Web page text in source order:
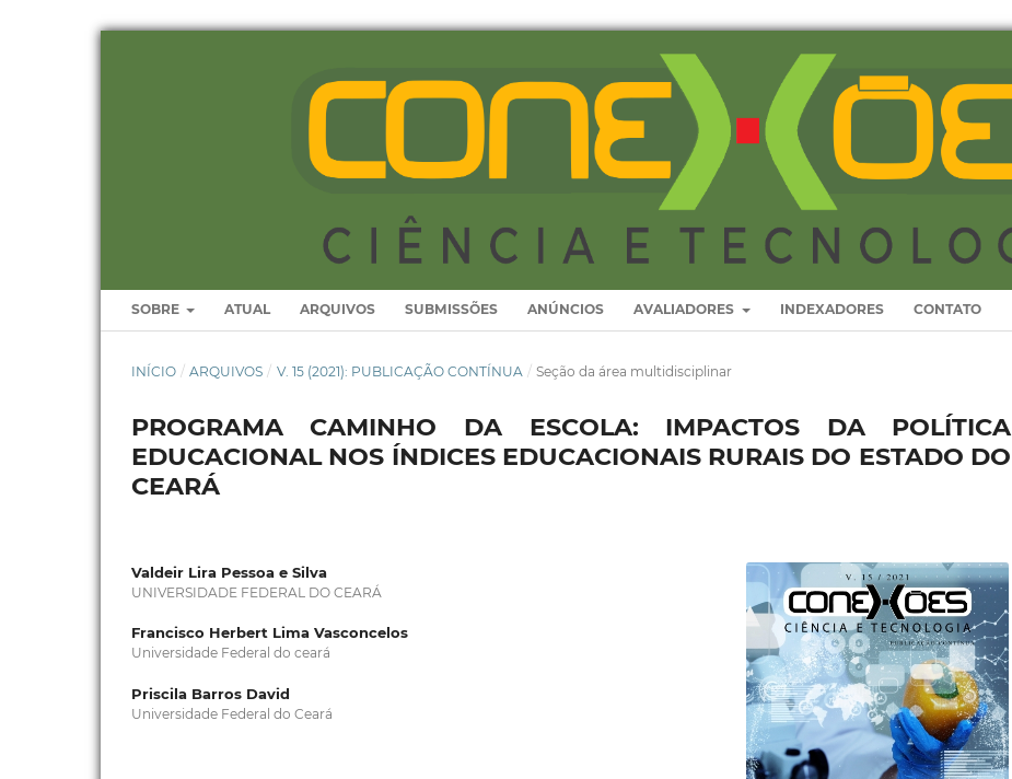
SOBRE ATUAL ARQUIVOS SUBMISSÕES ANÚNCIOS AVALIADORES INDEXADORES CONTATO
INÍCIO / ARQUIVOS / V. 15 (2021): PUBLICAÇÃO CONTÍNUA / Seção da área multidisciplinar
PROGRAMA CAMINHO DA ESCOLA: IMPACTOS DA POLÍTICA
EDUCACIONAL NOS ÍNDICES EDUCACIONAIS RURAIS DO ESTADO DO
CEARÁ
Valdeir Lira Pessoa e Silva
UNIVERSIDADE FEDERAL DO CEARÁ
Francisco Herbert Lima Vasconcelos
Universidade Federal do ceará
Priscila Barros David
Universidade Federal do Ceará